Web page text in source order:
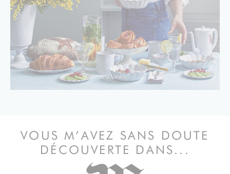
VOUS M’AVEZ SANS DOUTE
DÉCOUVERTE DANS...